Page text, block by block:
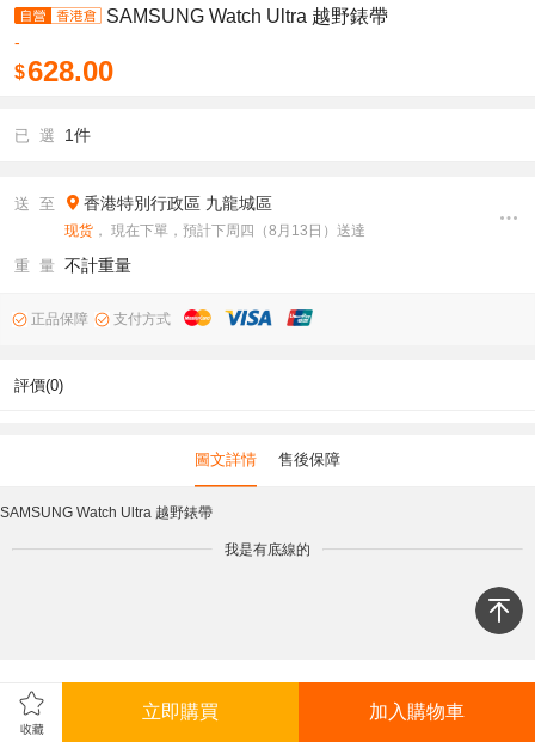
SAMSUNG Watch Ultra 越野錶帶
-
$628.00
已 選 1件
送 至 香港特別行政區 九龍城區
现货 ， 現在下單，預計下周四（8月13日）送達
重 量 不計重量
正品保障 支付方式
評價(0)
圖文詳情 售後保障
SAMSUNG Watch Ultra 越野錶帶
我是有底線的
立即購買 加入購物車